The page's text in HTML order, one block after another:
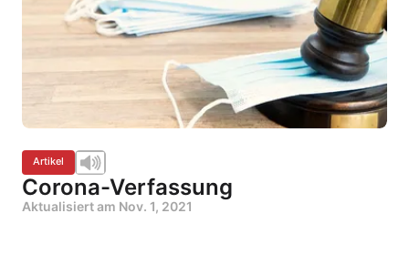
Artikel
Corona-Verfassung
Aktualisiert am Nov. 1, 2021